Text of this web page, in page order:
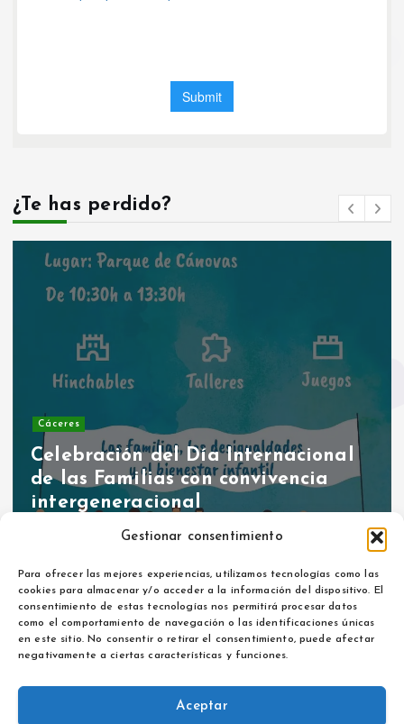
Gestionar consentimiento
Para ofrecer las mejores experiencias, utilizamos tecnologías como las
cookies para almacenar y/o acceder a la información del dispositivo. El
consentimiento de estas tecnologías nos permitirá procesar datos
como el comportamiento de navegación o las identificaciones únicas
en este sitio. No consentir o retirar el consentimiento, puede afectar
negativamente a ciertas características y funciones.
Aceptar
¿Te has perdido?
Cáceres
Celebración del Día Internacional
de las Familias con convivencia
intergeneracional
Maria Izquierdo mayo 14, 2026